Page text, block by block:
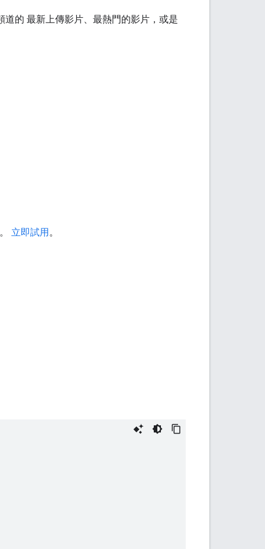
的 最新上傳影片、最熱門的影片，或是
立即試用。